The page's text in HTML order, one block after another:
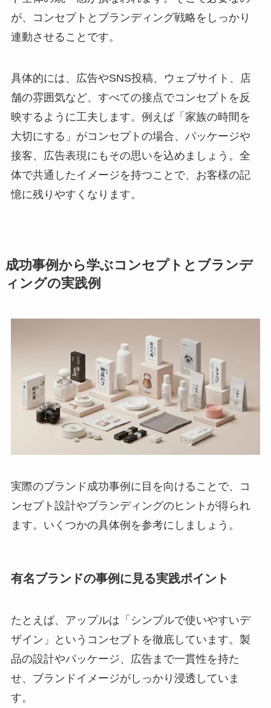
が、コンセプトとブランディング戦略をしっかり
連動させることです。
具体的には、広告やSNS投稿、ウェブサイト、店
舗の雰囲気など、すべての接点でコンセプトを反
映するように工夫します。例えば「家族の時間を
大切にする」がコンセプトの場合、パッケージや
接客、広告表現にもその思いを込めましょう。全
体で共通したイメージを持つことで、お客様の記
憶に残りやすくなります。
成功事例から学ぶコンセプトとブランデ
ィングの実践例
実際のブランド成功事例に目を向けることで、コ
ンセプト設計やブランディングのヒントが得られ
ます。いくつかの具体例を参考にしましょう。
有名ブランドの事例に見る実践ポイント
たとえば、アップルは「シンプルで使いやすいデ
ザイン」というコンセプトを徹底しています。製
品の設計やパッケージ、広告まで一貫性を持た
せ、ブランドイメージがしっかり浸透していま
す。